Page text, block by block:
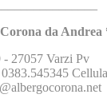
da
- 27057 Varzi Pv